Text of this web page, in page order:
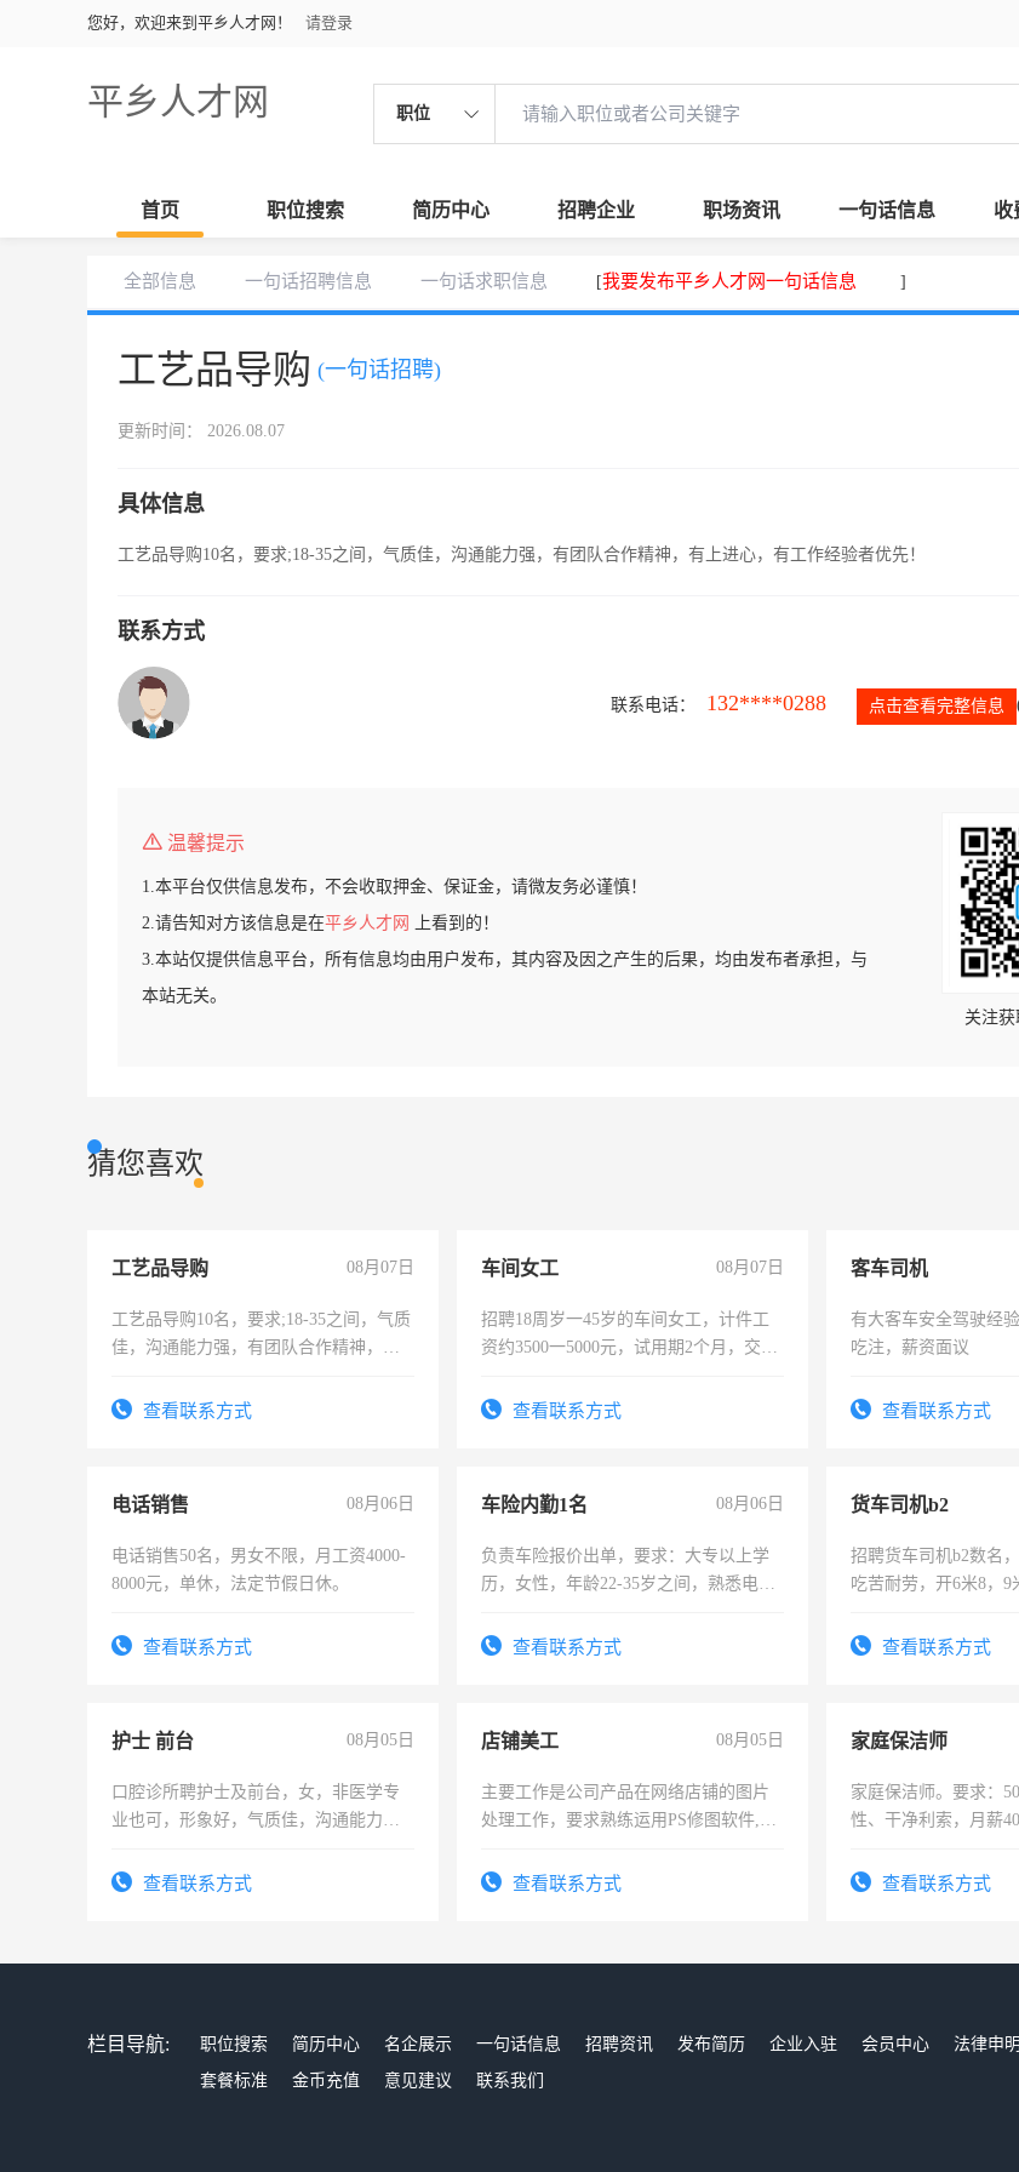
您好，欢迎来到平乡人才网！ 请登录
平乡人才网 职位
首页 职位搜索 简历中心 招聘企业 职场资讯 一句话信息 收
全部信息 一句话招聘信息 一句话求职信息 [我要发布平乡人才网一句话信息 ]
工艺品导购 (一句话招聘)
更新时间： 2026.08.07
具体信息
工艺品导购10名，要求;18-35之间，气质佳，沟通能力强，有团队合作精神，有上进心，有工作经验者优先！
联系方式
联系电话： 132****0288 点击查看完整信息
温馨提示
1.本平台仅供信息发布，不会收取押金、保证金，请微友务必谨慎！
2.请告知对方该信息是在平乡人才网
上看到的！
3.本站仅提供信息平台，所有信息均由用户发布，其内容及因之产生的后果，均由发布者承担，与
本站无关。
关注
猜您喜欢
工艺品导购 08月07日
工艺品导购10名，要求;18-35之间，气质
佳，沟通能力强，有团队合作精神，有
查看联系方式
车间女工 08月07日
招聘18周岁一45岁的车间女工，计件工
资约3500一5000元，试用期2个月，交五
查看联系方式
客车司机
有大客车安全驾驶经
吃注，薪资面议
查看联系方式
电话销售 08月06日
电话销售50名，男女不限，月工资4000-
8000元，单休，法定节假日休。
查看联系方式
车险内勤1名 08月06日
负责车险报价出单，要求：大专以上学
历，女性，年龄22-35岁之间，熟悉电脑
试用期1-3个月，转正后交纳五险，
查看联系方式
货车司机b2
招聘货车司机b2数名
吃苦耐劳，开6米8，9
查看联系方式
护士 前台 08月05日
口腔诊所聘护士及前台，女，非医学专
业也可，形象好，气质佳，沟通能力
查看联系方式
店铺美工 08月05日
主要工作是公司产品在网络店铺的图片
处理工作，要求熟练运用PS修图软件,工
查看联系方式
家庭保洁师
家庭保洁师。要求：
性、干净利索，月薪
太太等。查看联系方式
栏目导航: 职位搜索 简历中心 名企展示 一句话信息 招聘资讯 发布简历 企业入驻 会员中心
法律申明
套餐标准
金币充值 意见建议 联系我们